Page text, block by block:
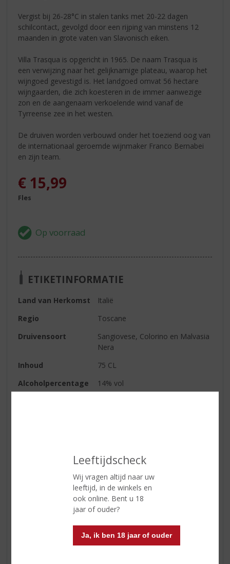
Leeftijdscheck
Wij vragen altijd naar uw
leeftijd, in de winkels en
ook online. Bent u 18
jaar of ouder?
Ja, ik ben 18 jaar of ouder
Vergist bij 26-28°C in stalen tanks met 20-22 dagen
schilcontact, gevolgd door een rijping van minstens 12
maanden in grote vaten van Slavonisch eiken.
Villa Trasqua is opgericht in 1965. De naam Trasqua is
een verwijzing naar het gelijknamige plateau, waarop het
wijngoed gevestigd is. Het landgoed omvat 56 hectare
wijngaarden, die zich koesteren in de immer aanwezige
zon en de aangenaam verkoelende wind vanaf de
Tyrreense zee in het westen.
De druiven worden verbouwd onder het toeziend oog van
de internationaal geroemde wijnmaker Franco Bernabei
en zijn team.
€ 15,99
Fles
ETIKETINFORMATIE
Land van Herkomst
Italië
Regio
Toscane
Druivensoort
Sangiovese, Colorino en Malvasia
Nera
Inhoud
75 CL
Alcoholpercentage
14% vol
fruitig, kruidig en delicaat
een soepele, stevige wijn met
voldoende structuur
een lange afdronk
past erg goed bij typisch
Toscaanse voorgerechten van